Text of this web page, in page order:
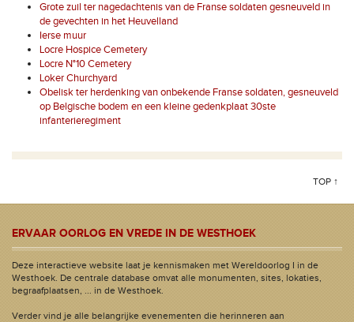
Grote zuil ter nagedachtenis van de Franse soldaten gesneuveld in
de gevechten in het Heuvelland
Ierse muur
Locre Hospice Cemetery
Locre N°10 Cemetery
Loker Churchyard
Obelisk ter herdenking van onbekende Franse soldaten, gesneuveld
op Belgische bodem en een kleine gedenkplaat 30ste
infanterieregiment
TOP ↑
ERVAAR OORLOG EN VREDE IN DE WESTHOEK
Deze interactieve website laat je kennismaken met Wereldoorlog I in de
Westhoek. De centrale database omvat alle monumenten, sites, lokaties,
begraafplaatsen, ... in de Westhoek.
Verder vind je alle belangrijke evenementen die herinneren aan